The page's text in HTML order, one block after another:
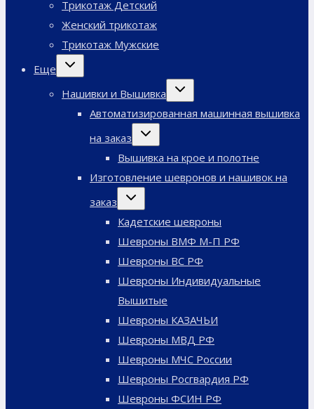
Трикотаж Детский
Женский трикотаж
Трикотаж Мужские
Еще
Переключить
дочернее
Нашивки и Вышивка
Переключить
дочернее
Автоматизированная машинная вышивка
на заказ
Переключить
дочернее
Вышивка на крое и полотне
Изготовление шевронов и нашивок на
заказ
Переключить
дочернее
Кадетские шевроны
Шевроны ВМФ М-П РФ
Шевроны ВС РФ
Шевроны Индивидуальные
Вышитые
Шевроны КАЗАЧЬИ
Шевроны МВД РФ
Шевроны МЧС России
Шевроны Росгвардия РФ
Шевроны ФСИН РФ